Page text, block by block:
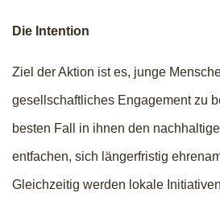
Die Intention
Ziel der Aktion ist es, junge
gesellschaftliches Engagement zu
besten Fall in ihnen den
entfachen, sich längerfristig
Gleichzeitig werden lokale